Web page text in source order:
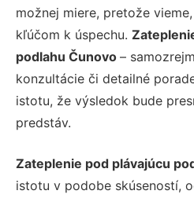
možnej miere, pretože
kľúčom k úspechu.
podlahu Čunovo –
konzultácie či detailné
istotu, že výsledok bude
predstáv.
Zateplenie pod plávajúcu
istotu v podobe skúseností,